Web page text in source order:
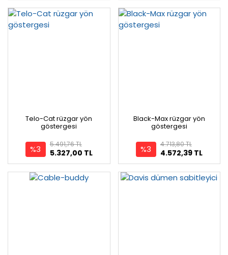
Telo-Cat rüzgar yön
göstergesi
%3 5.327,00 TL
5.491,76 TL
Black-Max rüzgar yön
göstergesi
%3 4.572,39 TL
4.713,80 TL